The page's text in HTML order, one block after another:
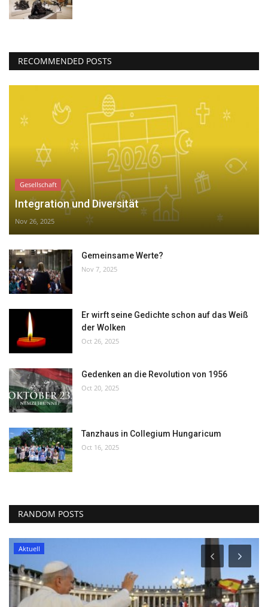
RECOMMENDED POSTS
Gesellschaft
Integration und Diversität
Nov 26, 2025
Gemeinsame Werte?
Nov 7, 2025
Er wirft seine Gedichte schon auf das Weiß
der Wolken
Oct 26, 2025
Gedenken an die Revolution von 1956
Oct 20, 2025
Tanzhaus in Collegium Hungaricum
Oct 16, 2025
RANDOM POSTS
Aktuell